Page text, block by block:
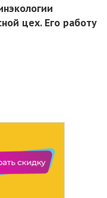
цех. Его работу